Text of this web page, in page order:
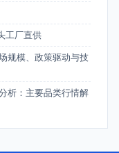
工厂直供
规模、政策驱动与技
析：主要品类行情解